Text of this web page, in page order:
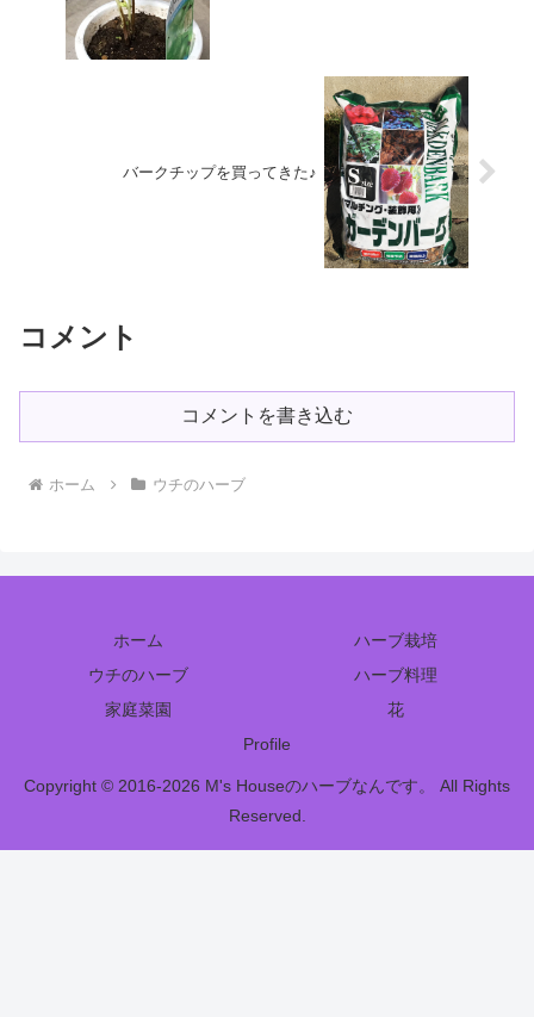
バークチップを買ってきた♪
コメント
コメントを書き込む
ホーム ウチのハーブ
ホーム
ハーブ栽培
ウチのハーブ
ハーブ料理
家庭菜園
花
Profile
Copyright © 2016-2026 M's Houseのハーブなんです。 All Rights
Reserved.